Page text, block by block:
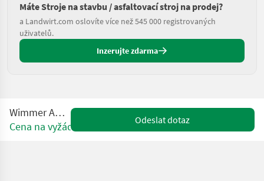
Máte Stroje na stavbu / asfaltovací stroj na prodej?
a Landwirt.com oslovíte více než 545 000 registrovaných
uživatelů.
Inzerujte zdarma
Wimmer AB 1000 V
Cena na vyžádání
Odeslat dotaz